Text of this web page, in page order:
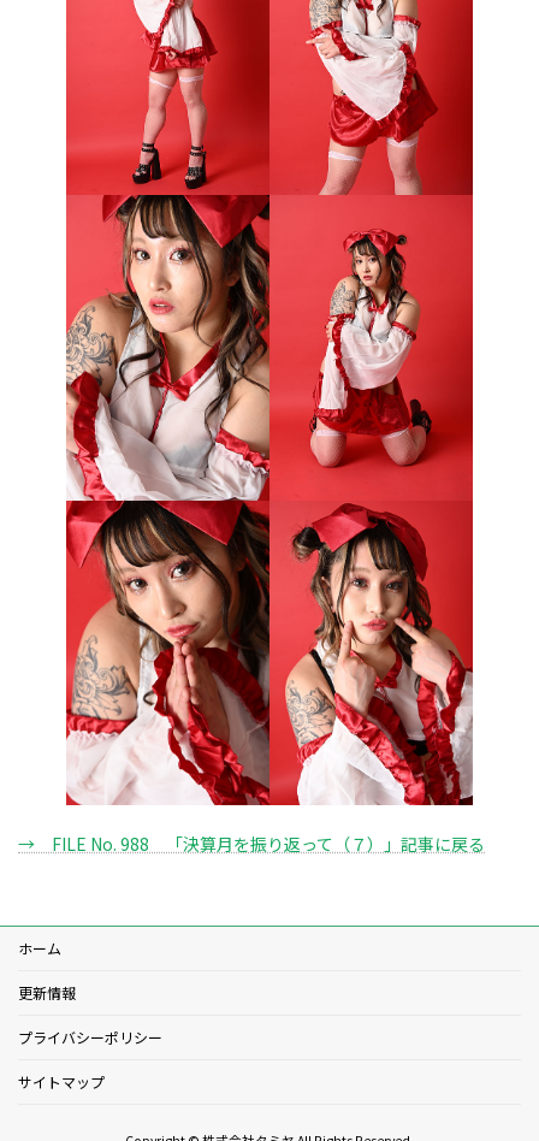
→ FILE No. 988 「決算月を振り返って（７）」記事に戻る
ホーム
更新情報
プライバシーポリシー
サイトマップ